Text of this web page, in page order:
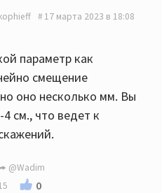
17 марта 2023 в 18:08
параметр как
смещение
оно несколько мм. Вы
см., что ведет к
@Wadim
0